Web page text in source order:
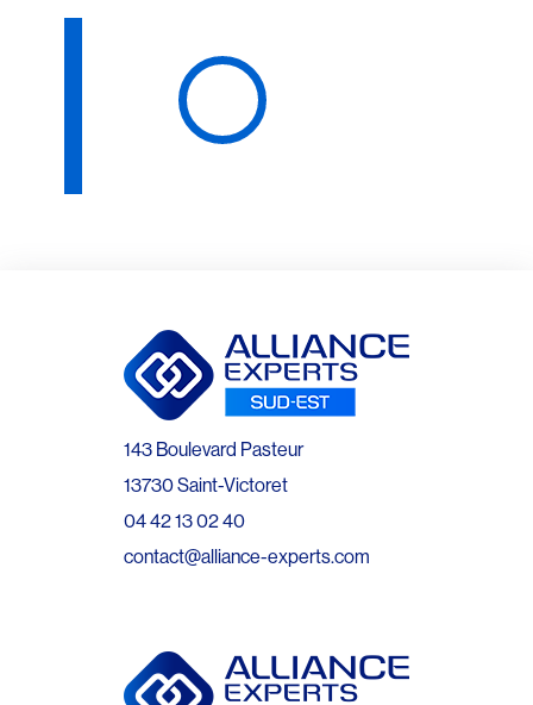
143 Boulevard Pasteur
13730 Saint-Victoret
04 42 13 02 40
contact@alliance-experts.com